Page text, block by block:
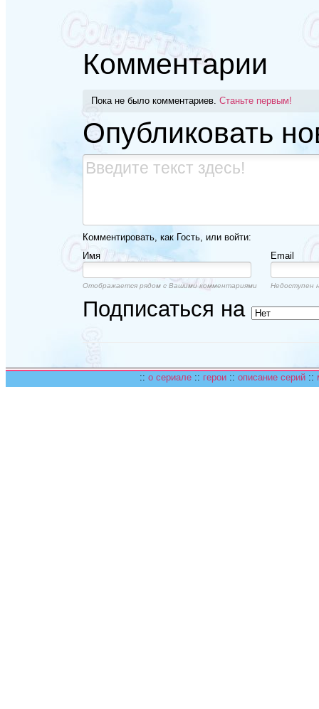
Комментарии
Пока не было комментариев. Станьте первым!
Опубликовать
Комментировать, как Гость, или войти:
Имя
Email
Отображается рядом с Вашими комментариями Недоступен
Подписаться на
:: о сериале :: герои :: описание серий ::